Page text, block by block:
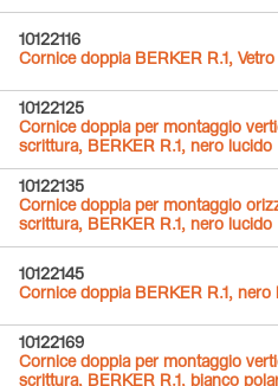
10122116
Cornice doppia BERKER R.1,
10122125
Cornice doppia per montaggio
scrittura, BERKER R.1, nero lucido
10122135
Cornice doppia per montaggio
scrittura, BERKER R.1, nero lucido
10122145
Cornice doppia BERKER R.1, nero
10122169
Cornice doppia per montaggio
scrittura, BERKER R.1, bianco